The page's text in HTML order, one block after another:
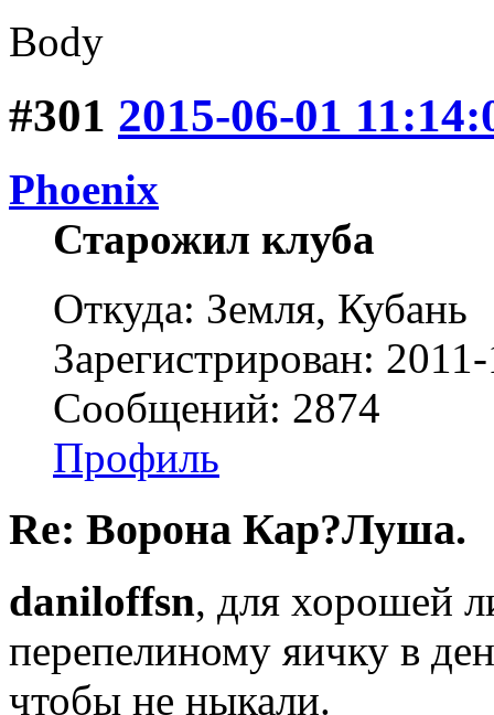
Body
#301 2015-06-01
Phoenix
Старожил клуба
Откуда: Земля, Кубань
Зарегистрирован:
Сообщений: 2874
Профиль
Re: Ворона Кар?Луша.
daniloffsn, для хорошей
перепелиному яичку в
чтобы не ныкали.